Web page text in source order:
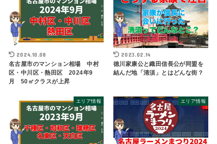
2024.10.08
名古屋市のマンション相場 中村
区・中川区・熱田区 2024年9
月 50㎡クラスが上昇
2023.02.14
徳川家康公と織田信長公が同盟を
結んだ地「清須」とはどんな街？
エリア情報 エリア情報